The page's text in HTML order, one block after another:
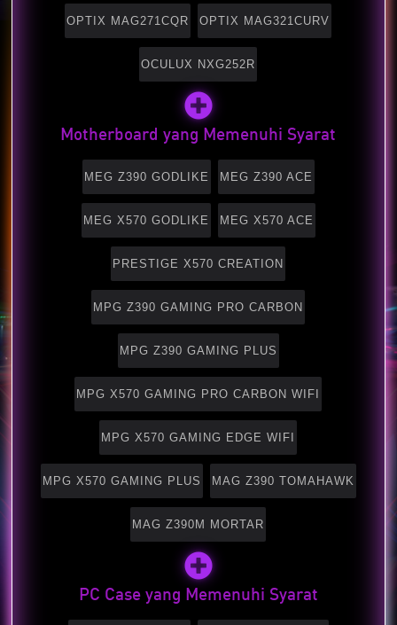
OPTIX MAG271CQR OPTIX MAG321CURV
OCULUX NXG252R
Motherboard yang Memenuhi Syarat
MEG Z390 GODLIKE MEG Z390 ACE
MEG X570 GODLIKE MEG X570 ACE
PRESTIGE X570 CREATION
MPG Z390 GAMING PRO CARBON
MPG Z390 GAMING PLUS
MPG X570 GAMING PRO CARBON WIFI
MPG X570 GAMING EDGE WIFI
MPG X570 GAMING PLUS MAG Z390 TOMAHAWK
MAG Z390M MORTAR
PC Case yang Memenuhi Syarat